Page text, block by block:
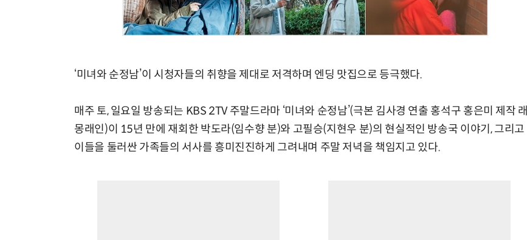
‘미녀와 순정남’이 시청자들의 취향을 제대로 저격하며 엔딩 맛집으로 등극했다.
매주 토, 일요일 방송되는 KBS 2TV 주말드라마 ‘미녀와 순정남’(극본 김사경 연출 홍석구 홍은미 제작 래
몽래인)이 15년 만에 재회한 박도라(임수향 분)와 고필승(지현우 분)의 현실적인 방송국 이야기, 그리고
이들을 둘러싼 가족들의 서사를 흥미진진하게 그려내며 주말 저녁을 책임지고 있다.